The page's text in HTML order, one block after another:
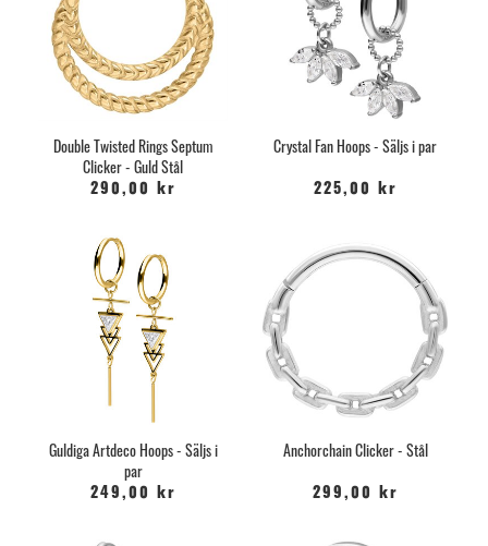
Double Twisted Rings Septum
Clicker - Guld Stål
290,00 kr
Crystal Fan Hoops - Säljs i par
225,00 kr
Guldiga Artdeco Hoops - Säljs i
par
249,00 kr
Anchorchain Clicker - Stål
299,00 kr